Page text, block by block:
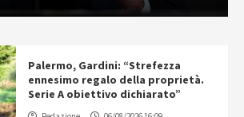
Palermo, Gardini: “Strefezza
ennesimo regalo della proprietà.
Serie A obiettivo dichiarato”